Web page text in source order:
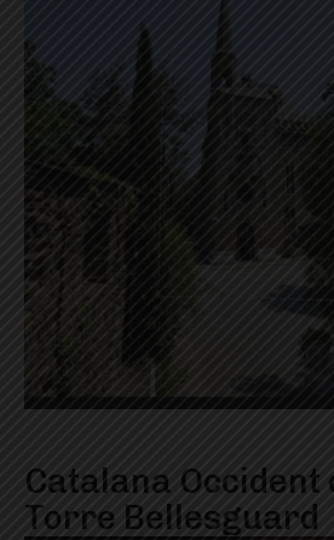
Catalana Occident
Torre Bellesguard